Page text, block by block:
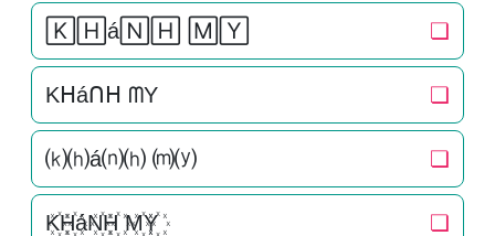
🄺🄷á🄽🄷 🄼🅈 ❏
Kᕼáᑎᕼ ᗰY ❏
⒦⒣á⒩⒣ ⒨⒴ ❏
K꙰H꙰áN꙰H꙰ M꙰Y꙰ ❏